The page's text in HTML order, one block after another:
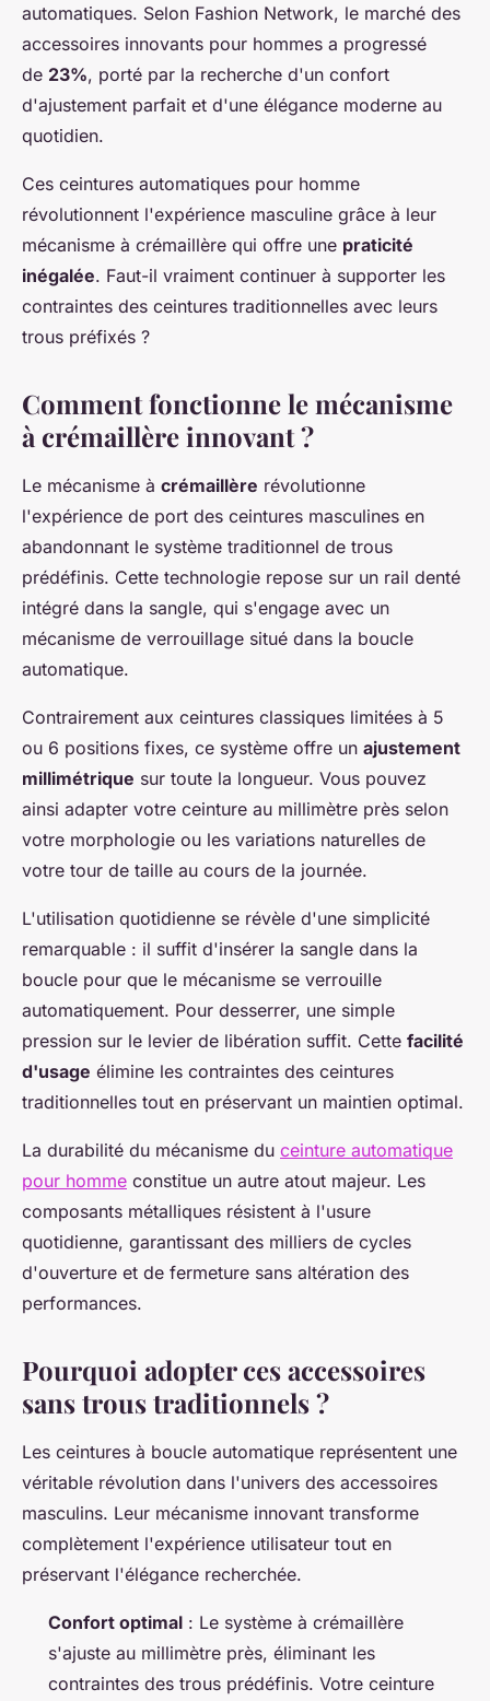
automatiques. Selon Fashion Network, le marché des
accessoires innovants pour hommes a progressé
de 23%, porté par la recherche d'un confort
d'ajustement parfait et d'une élégance moderne au
quotidien.
Ces ceintures automatiques pour homme
révolutionnent l'expérience masculine grâce à leur
mécanisme à crémaillère qui offre une praticité
inégalée. Faut-il vraiment continuer à supporter les
contraintes des ceintures traditionnelles avec leurs
trous préfixés ?
Comment fonctionne le mécanisme
à crémaillère innovant ?
Le mécanisme à crémaillère révolutionne
l'expérience de port des ceintures masculines en
abandonnant le système traditionnel de trous
prédéfinis. Cette technologie repose sur un rail denté
intégré dans la sangle, qui s'engage avec un
mécanisme de verrouillage situé dans la boucle
automatique.
Contrairement aux ceintures classiques limitées à 5
ou 6 positions fixes, ce système offre un ajustement
millimétrique sur toute la longueur. Vous pouvez
ainsi adapter votre ceinture au millimètre près selon
votre morphologie ou les variations naturelles de
votre tour de taille au cours de la journée.
L'utilisation quotidienne se révèle d'une simplicité
remarquable : il suffit d'insérer la sangle dans la
boucle pour que le mécanisme se verrouille
automatiquement. Pour desserrer, une simple
pression sur le levier de libération suffit. Cette facilité
d'usage élimine les contraintes des ceintures
traditionnelles tout en préservant un maintien optimal.
La durabilité du mécanisme du ceinture automatique
pour homme constitue un autre atout majeur. Les
composants métalliques résistent à l'usure
quotidienne, garantissant des milliers de cycles
d'ouverture et de fermeture sans altération des
performances.
Pourquoi adopter ces accessoires
sans trous traditionnels ?
Les ceintures à boucle automatique représentent une
véritable révolution dans l'univers des accessoires
masculins. Leur mécanisme innovant transforme
complètement l'expérience utilisateur tout en
préservant l'élégance recherchée.
Confort optimal : Le système à crémaillère
s'ajuste au millimètre près, éliminant les
contraintes des trous prédéfinis. Votre ceinture